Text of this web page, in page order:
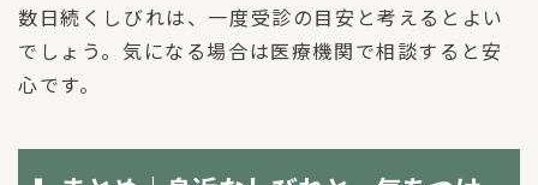
数日続くしびれは、一度受診の目安と考えるとよい
でしょう。気になる場合は医療機関で相談すると安
心です。